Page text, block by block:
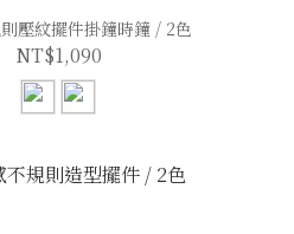
壓紋擺件掛鐘時鐘 / 2色
NT$1,090